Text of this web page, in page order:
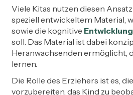
Viele Kitas nutzen diesen
speziell entwickeltem Material,
sowie die kognitive
soll. Das Material ist dabei
Heranwachsenden ermöglicht,
lernen.
Die Rolle des Erziehers ist es,
vorzubereiten, das Kind zu